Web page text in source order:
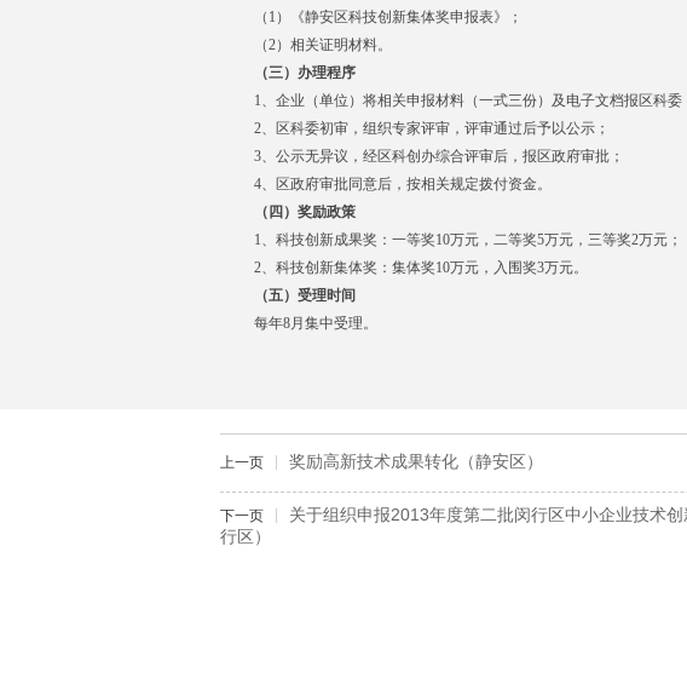
（ 1 ）《静安区科技创新集体奖申报表》；
（2）相关证明材料。
（三）办理程序
1、企业（单位）将相关申报材料（一式三份）及电子文档报区科委
2、区科委初审，组织专家评审，评审通过后予以公示；
3、公示无异议，经区科创办综合评审后，报区政府审批；
4、区政府审批同意后，按相关规定拨付资金。
（四）奖励政策
1、科技创新成果奖：一等奖10万元，二等奖5万元，三等奖2万元；
2、科技创新集体奖：集体奖10万元，入围奖3万元。
（五）受理时间
每年8月集中受理。
上一页 奖励高新技术成果转化（静安区）
下一页
关于组织申报2013年度第二批闵行区中小企业技术
行区）